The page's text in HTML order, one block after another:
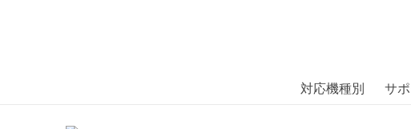
揃えている海外輸入商品には、日本では珍しい「海外ブランド」を
対応機種別 サ